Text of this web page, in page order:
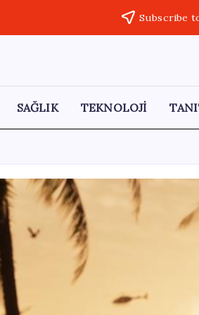
Subscribe
SAĞLIK TEKNOLOJİ